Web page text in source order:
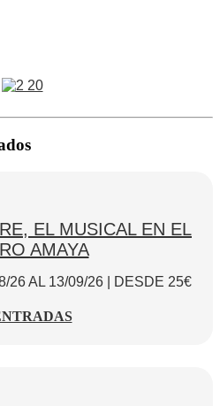
EL MUSICAL EN EL
AMAYA
26 AL 13/09/26 | DESDE 25€